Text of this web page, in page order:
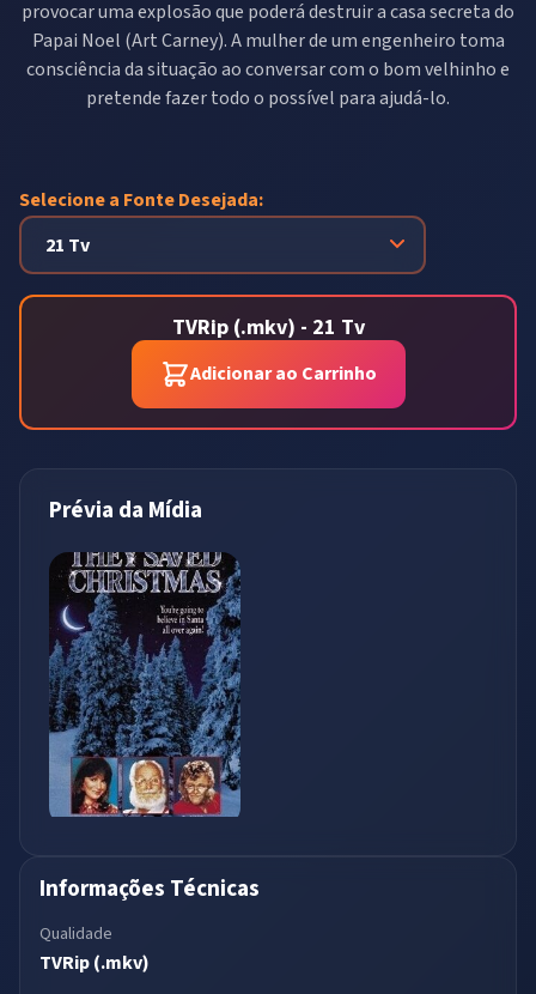
provocar uma explosão que poderá destruir a casa secreta do
Papai Noel (Art Carney). A mulher de um engenheiro toma
consciência da situação ao conversar com o bom velhinho e
pretende fazer todo o possível para ajudá-lo.
Selecione a Fonte Desejada:
TVRip (.mkv) - 21 Tv
Adicionar ao Carrinho
Prévia da Mídia
Informações Técnicas
Qualidade
TVRip (.mkv)